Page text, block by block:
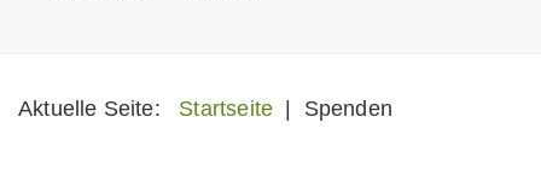
Aktuelle Seite: Startseite Spenden